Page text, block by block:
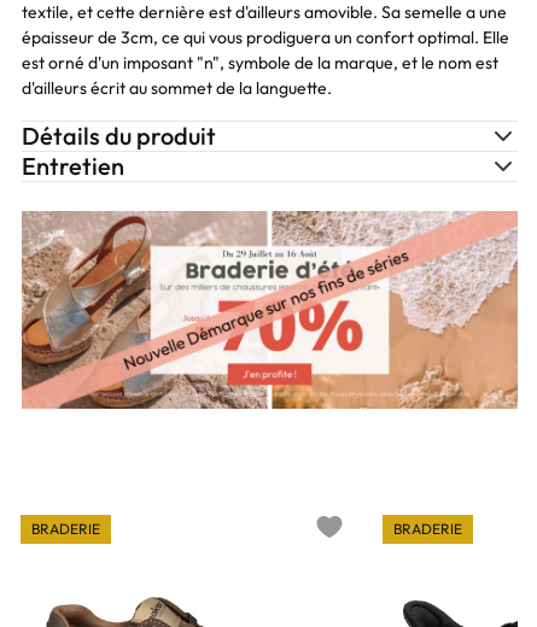
textile, et cette dernière est d'ailleurs amovible. Sa semelle a une
épaisseur de 3cm, ce qui vous prodiguera un confort optimal. Elle
est orné d'un imposant "n", symbole de la marque, et le nom est
d'ailleurs écrit au sommet de la languette.
Détails du produit
Entretien
BRADERIE BRADERIE